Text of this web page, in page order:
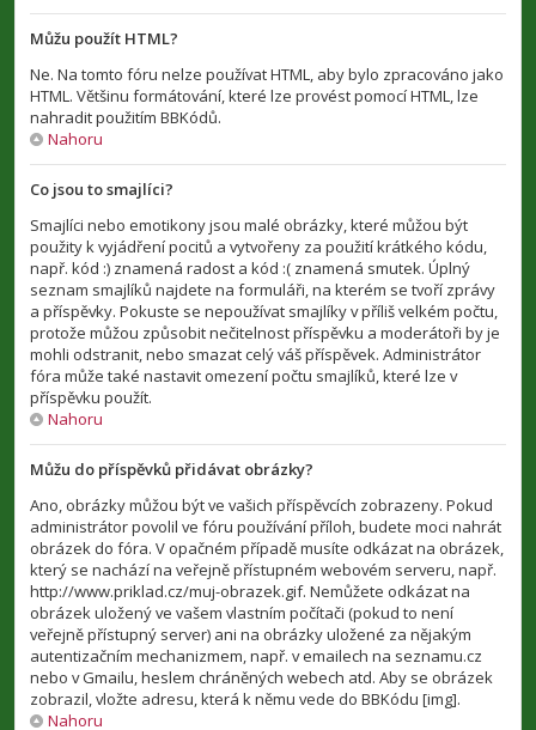
Můžu použít HTML?
Ne. Na tomto fóru nelze používat HTML, aby bylo zpracováno jako
HTML. Většinu formátování, které lze provést pomocí HTML, lze
nahradit použitím BBKódů.
Nahoru
Co jsou to smajlíci?
Smajlíci nebo emotikony jsou malé obrázky, které můžou být
použity k vyjádření pocitů a vytvořeny za použití krátkého kódu,
např. kód :) znamená radost a kód :( znamená smutek. Úplný
seznam smajlíků najdete na formuláři, na kterém se tvoří zprávy
a příspěvky. Pokuste se nepoužívat smajlíky v příliš velkém počtu,
protože můžou způsobit nečitelnost příspěvku a moderátoři by je
mohli odstranit, nebo smazat celý váš příspěvek. Administrátor
fóra může také nastavit omezení počtu smajlíků, které lze v
příspěvku použít.
Nahoru
Můžu do příspěvků přidávat obrázky?
Ano, obrázky můžou být ve vašich příspěvcích zobrazeny. Pokud
administrátor povolil ve fóru používání příloh, budete moci nahrát
obrázek do fóra. V opačném případě musíte odkázat na obrázek,
který se nachází na veřejně přístupném webovém serveru, např.
http://www.priklad.cz/muj-obrazek.gif. Nemůžete odkázat na
obrázek uložený ve vašem vlastním počítači (pokud to není
veřejně přístupný server) ani na obrázky uložené za nějakým
autentizačním mechanizmem, např. v emailech na seznamu.cz
nebo v Gmailu, heslem chráněných webech atd. Aby se obrázek
zobrazil, vložte adresu, která k němu vede do BBKódu [img].
Nahoru